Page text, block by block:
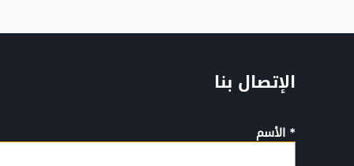
الإتصال بنا
* الأسم